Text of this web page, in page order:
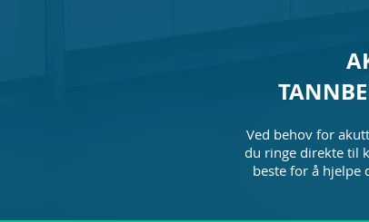
Ved behov for
du ringe direkte til
beste for å hjelpe